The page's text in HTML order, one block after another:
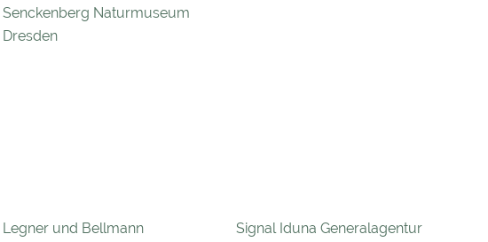
Senckenberg Naturmuseum
Dresden
Legner und Bellmann
Signal Iduna Generalagentur